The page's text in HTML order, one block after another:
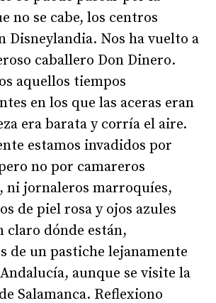
no se cabe, los centros
Disneylandia. Nos ha vuelto a
caballero Don Dinero.
aquellos tiempos
en los que las aceras eran
era barata y corría el aire.
estamos invadidos por
no por camareros
ni jornaleros marroquíes,
de piel rosa y ojos azules
claro dónde están,
de un pastiche lejanamente
aunque se visite la
Salamanca. Reflexiono